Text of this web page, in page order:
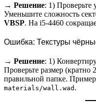
→ Решение: 1) Проверьте
Уменьшите сложность
VBSP. На i5-4460
Ошибка: Текстуры
→ Решение: 1)
Проверьте размер (кратно
правильной папке.
materials/wall.wad .